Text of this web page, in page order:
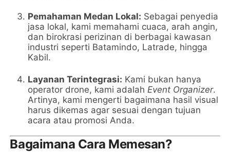
Pemahaman Medan Lokal: Sebagai penyedia
jasa lokal, kami memahami cuaca, arah angin,
dan birokrasi perizinan di berbagai kawasan
industri seperti Batamindo, Latrade, hingga
Kabil.
Layanan Terintegrasi: Kami bukan hanya
operator drone, kami adalah Event Organizer.
Artinya, kami mengerti bagaimana hasil visual
harus dikemas agar sesuai dengan tujuan
acara atau promosi Anda.
Bagaimana Cara Memesan?